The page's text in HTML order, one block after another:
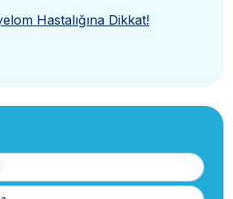
Hastalığına Dikkat!